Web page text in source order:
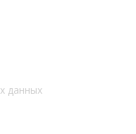
данных